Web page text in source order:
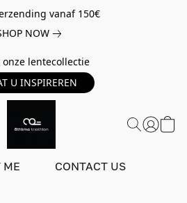
vanaf 150€
NOW
onze lentecollectie
U INSPIREREN
ME CONTACT US